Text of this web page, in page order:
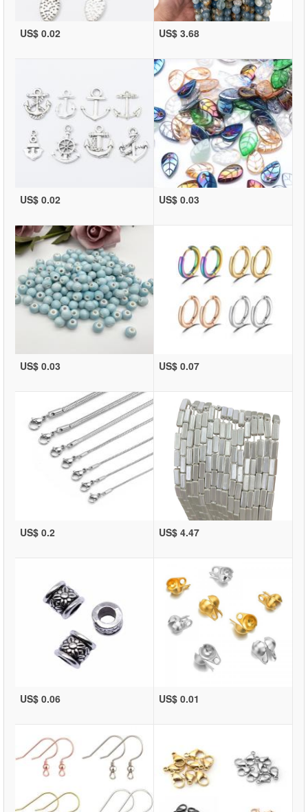
US$ 0.02 US$ 3.68
US$ 0.02 US$ 0.03
US$ 0.03 US$ 0.07
US$ 0.2 US$ 4.47
US$ 0.06 US$ 0.01